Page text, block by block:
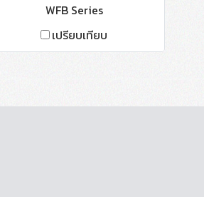
WFB Series
เปรียบเทียบ